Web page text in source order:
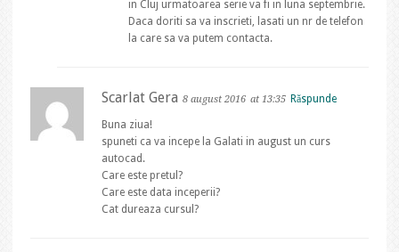
in Cluj urmatoarea serie va fi in luna septembrie.
Daca doriti sa va inscrieti, lasati un nr de telefon
la care sa va putem contacta.
Scarlat Gera 8 august 2016 at 13:35 Răspunde
Buna ziua!
spuneti ca va incepe la Galati in august un curs
autocad.
Care este pretul?
Care este data inceperii?
Cat dureaza cursul?